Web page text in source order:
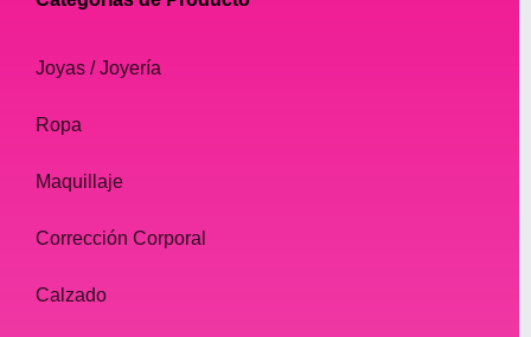
Joyas / Joyería
Ropa
Maquillaje
Corrección Corporal
Calzado